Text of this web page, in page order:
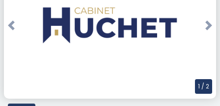
Previous
1 / 2